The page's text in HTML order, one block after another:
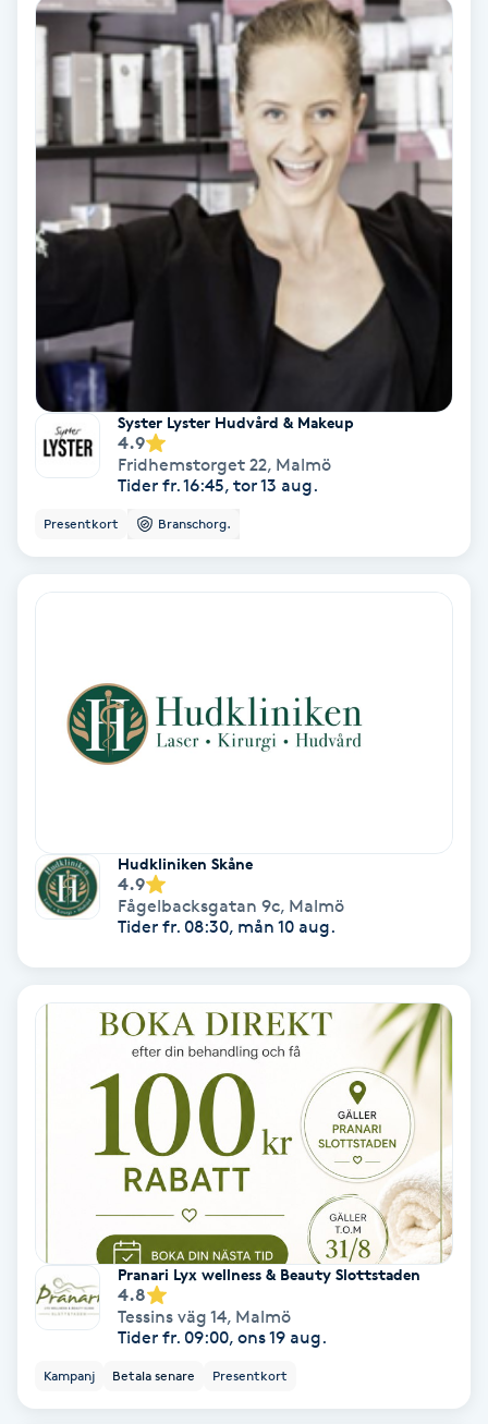
Färgning
Föning
Gel naglar
Gelenaglar
Gellack med förstärkning
Gravidmassage
Gravidyoga
Gua Sha-massage
Hatha Yoga
Headspa
Herrklippning
Hollywood Peel
Hot Stone Massage
Hudföryngring
Huduppstramning
Hudvård
Syster Lyster Hudvård & Makeup
4.9
Fridhemstorget 22, Malmö
Tider fr. 16:45, tor 13 aug.
Presentkort Branschorg.
Hudkliniken Skåne
4.9
Fågelbacksgatan 9c, Malmö
Tider fr. 08:30, mån 10 aug.
Pranari Lyx wellness & Beauty Slottstaden
4.8
Tessins väg 14, Malmö
Tider fr. 09:00, ons 19 aug.
Kampanj Betala senare Presentkort